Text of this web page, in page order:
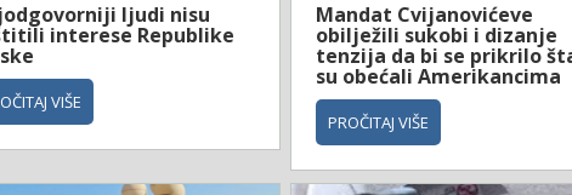
ljudi nisu
interese Republike
VIŠE
Mandat Cvijanovićeve
obilježili sukobi i dizanje
tenzija da bi se prikrilo
su obećali Amerikancima
PROČITAJ VIŠE